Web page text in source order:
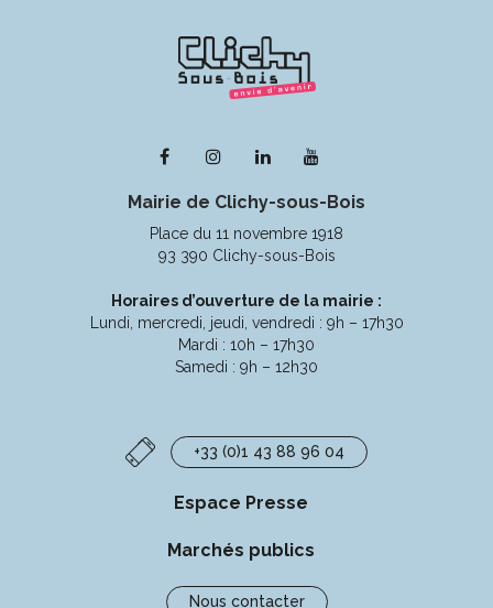
Lien
le
compte
Facebook
Lien
le
compte
Instagram
Lien
le
compte
Linkedin
la
chaîne
Youtube
Mairie de Clichy-sous-Bois
Place du 11 novembre 1918
93 390 Clichy-sous-Bois
Horaires d’ouverture de la mairie :
Lundi, mercredi, jeudi, vendredi : 9h – 17h30
Mardi : 10h – 17h30
Samedi : 9h – 12h30
+33 (0)1 43 88 96 04
Espace Presse
Marchés publics
Nous contacter